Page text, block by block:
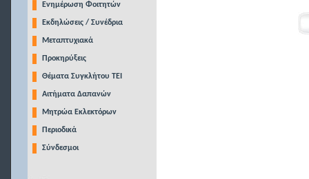
Ενημέρωση Φοιτητών
Εκδηλώσεις / Συνέδρια
Μεταπτυχιακά
Προκηρύξεις
Θέματα Συγκλήτου ΤΕΙ
Αιτήματα Δαπανών
Μητρώα Εκλεκτόρων
Περιοδικά
Σύνδεσμοι